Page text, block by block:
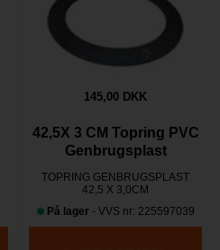
145,00 DKK
42,5X 3 CM Topring PVC
Genbrugsplast
TOPRING GENBRUGSPLAST
42,5 X 3,0CM
På lager - VVS nr: 225597039